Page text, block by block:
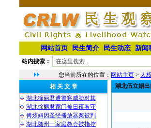
网站首页 民生简介 民生动态 新闻
站内搜索：
您当前所在的位置： 网站主页 > 人
相 关 文 章
湖北徐丽君遭警察威胁对其
湖北徐丽君家门被日夜看守
傅炫娟因圣经播放器案被判
湖北随州一家庭教会被指控
湖北伍立娟